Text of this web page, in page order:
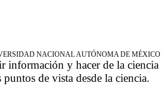
NACIONAL AUTÓNOMA DE MÉXICO
información y hacer de la ciencia
de vista desde la ciencia.